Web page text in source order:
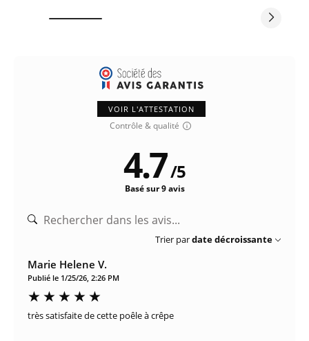
VOIR L'ATTESTATION
Contrôle & qualité
4.7/5
Basé sur 9 avis
Trier pardate décroissante
Marie Helene V.
Publié le 1/25/26, 2:26 PM
très satisfaite de cette poêle à crêpe